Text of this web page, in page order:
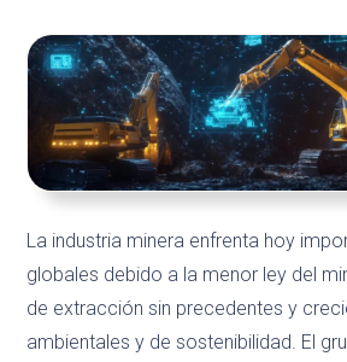
La industria minera enfrenta hoy
globales debido a la menor ley del
de extracción sin precedentes y
ambientales y de sostenibilidad. El